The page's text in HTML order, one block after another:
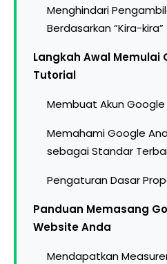
Menghindari
Berdasarkan “Kira-kira”
Langkah Awal Memulai
Tutorial
Membuat Akun
Memahami Google
sebagai Standar
Pengaturan Dasar
Panduan Memasang
Website Anda
Mendapatkan